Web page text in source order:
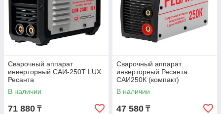
Сварочный аппарат
инверторный САИ-250Т LUX
Ресанта
В наличии
71 880 ₸
Сварочный аппарат
инверторный Ресанта
САИ250К (компакт)
В наличии
47 580 ₸